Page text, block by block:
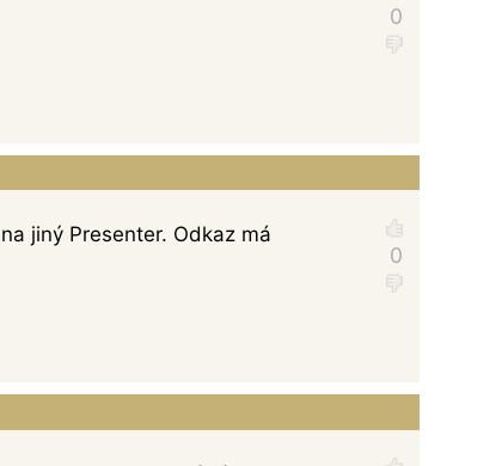
jiný Presenter. Odkaz má